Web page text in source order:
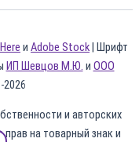
и Adobe Stock| Шрифт
ИП Шевцов М.Ю. и ООО
и авторских
прав на товарный знак и